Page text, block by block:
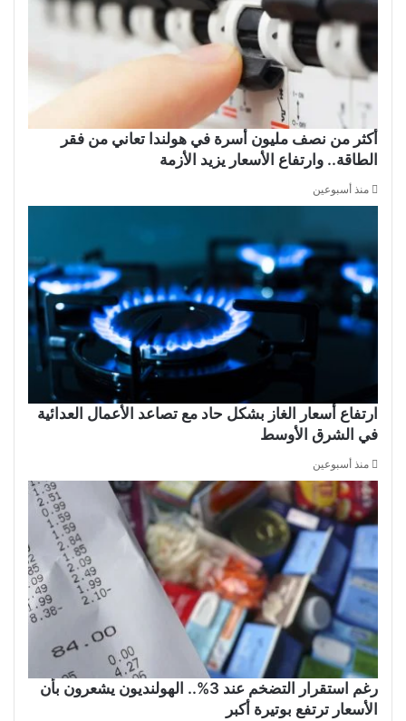
أكثر من نصف مليون أسرة في هولندا تعاني من فقر
الطاقة.. وارتفاع الأسعار يزيد الأزمة
منذ أسبوعين
ارتفاع أسعار الغاز بشكل حاد مع تصاعد الأعمال العدائية
في الشرق الأوسط
منذ أسبوعين
رغم استقرار التضخم عند 3%.. الهولنديون يشعرون بأن
الأسعار ترتفع بوتيرة أكبر